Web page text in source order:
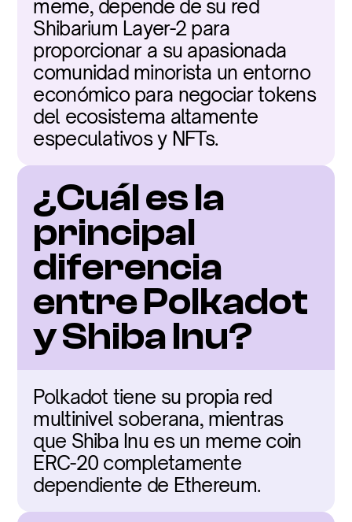
meme, depende de su red
Shibarium Layer-2 para
proporcionar a su apasionada
comunidad minorista un entorno
económico para negociar tokens
del ecosistema altamente
especulativos y NFTs.
¿Cuál es la
principal
diferencia
entre Polkadot
y Shiba Inu?
Polkadot tiene su propia red
multinivel soberana, mientras
que Shiba Inu es un meme coin
ERC-20 completamente
dependiente de Ethereum.